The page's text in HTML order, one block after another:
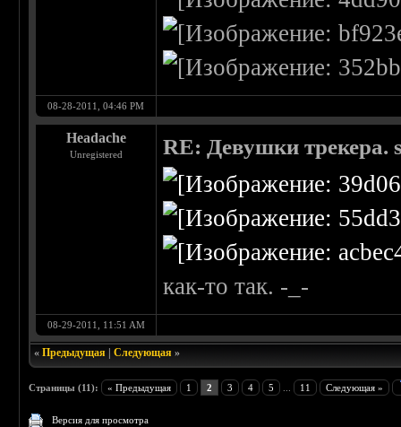
08-28-2011, 04:46 PM
Headache
Unregistered RE: Девушки трекера.
как-то так. -_-
08-29-2011, 11:51 AM
«Предыдущая |Следующая »
Страницы (11): « Предыдущая 1 2 3 4 5 11 Следующая »
Версия для просмотра